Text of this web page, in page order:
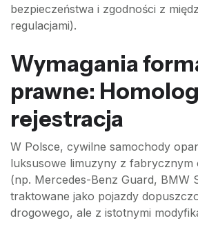
bezpieczeństwa i zgodności z
regulacjami).
Wymagania
prawne:
rejestracja
W Polsce, cywilne samochody
luksusowe limuzyny z fabrycznym
(np. Mercedes-Benz Guard, BMW
traktowane jako pojazdy
drogowego, ale z istotnymi